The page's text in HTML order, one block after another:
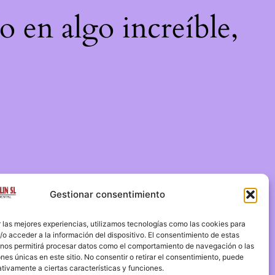
Gestionar consentimiento
las mejores experiencias, utilizamos tecnologías como las cookies para
o acceder a la información del dispositivo. El consentimiento de estas
permitirá procesar datos como el comportamiento de navegación o las
únicas en este sitio. No consentir o retirar el consentimiento, puede
a ciertas características y funciones.
en algo increíble,